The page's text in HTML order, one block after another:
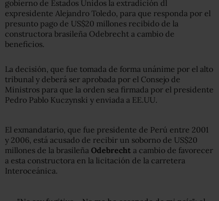
gobierno de Estados Unidos la extradición dl
expresidente Alejandro Toledo, para que responda por el
presunto pago de US$20 millones recibido de la
constructora brasileña Odebrecht a cambio de
beneficios.
La decisión, que fue tomada de forma unánime por el alto
tribunal y deberá ser aprobada por el Consejo de
Ministros para que la orden sea firmada por el presidente
Pedro Pablo Kuczynski y enviada a EE.UU.
El exmandatario, que fue presidente de Perú entre 2001
y 2006, está acusado de recibir un soborno de US$20
millones de la brasileña Odebrecht a cambio de favorecer
a esta constructora en la licitación de la carretera
Interoceánica.